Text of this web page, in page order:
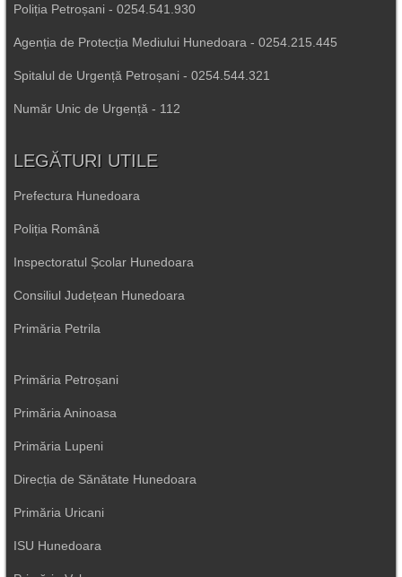
Poliția Petroșani - 0254.541.930
Agenția de Protecția Mediului Hunedoara - 0254.215.445
Spitalul de Urgență Petroșani - 0254.544.321
Număr Unic de Urgență - 112
LEGĂTURI UTILE
Prefectura Hunedoara
Poliția Română
Inspectoratul Școlar Hunedoara
Consiliul Județean Hunedoara
Primăria Petrila
Primăria Petroșani
Primăria Aninoasa
Primăria Lupeni
Direcția de Sănătate Hunedoara
Primăria Uricani
ISU Hunedoara